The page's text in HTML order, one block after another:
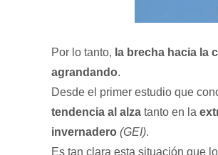
Por lo tanto, la brecha hacia la
agrandando.
Desde el primer estudio que
tendencia al alza tanto en la
invernadero (GEI).
Es tan clara esta situación que